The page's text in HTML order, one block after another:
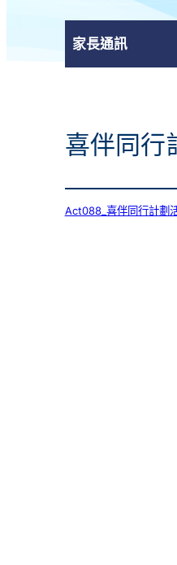
家長通訊
學校通告
喜伴同行
Act088_喜伴同行計劃